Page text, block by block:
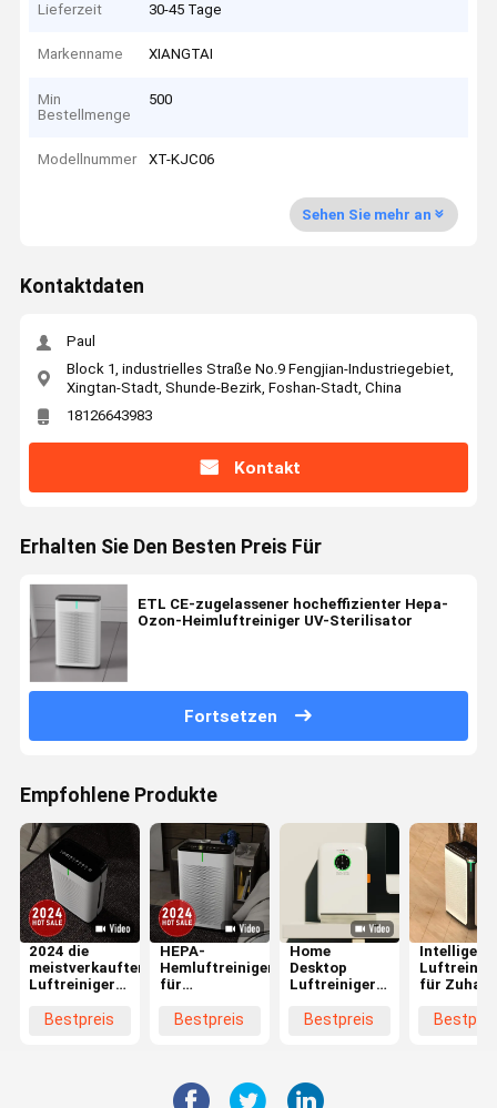
Lieferzeit 30-45 Tage
Markenname XIANGTAI
Min
Bestellmenge
500
Modellnummer XT-KJC06
Sehen Sie mehr an
Kontaktdaten
Paul
Block 1, industrielles Straße No.9 Fengjian-Industriegebiet,
Xingtan-Stadt, Shunde-Bezirk, Foshan-Stadt, China
18126643983
Kontakt
Erhalten Sie Den Besten Preis Für
ETL CE-zugelassener hocheffizienter Hepa-
Ozon-Heimluftreiniger UV-Sterilisator
Fortsetzen
Empfohlene Produkte
2024 die
meistverkauften
Luftreiniger
zurBestpreis
HEPA-
Hemluftreiniger
für
und PM2.5-
Bestpreis
Home
Desktop
Luftreiniger
Motor-
Bestpreis
für
UV-True-